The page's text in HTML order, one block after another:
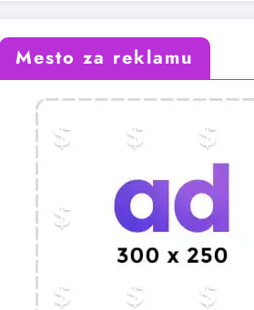
Mesto za reklamu